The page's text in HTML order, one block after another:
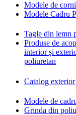
Modele de
Modele Cadru
Tagle din lemn
Produse de
interior și
poliuretan
Catalog
Modele de
Grinda din